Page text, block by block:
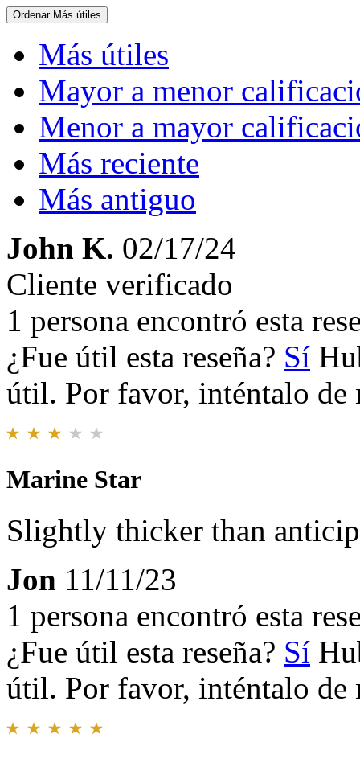
Ordenar Más útiles
Más útiles
Mayor a menor
Menor a mayor
Más reciente
Más antiguo
John K. 02/17/24
Cliente verificado
1 persona encontró esta
¿Fue útil esta reseña? Sí
útil. Por favor, inténtalo de
Marine Star
Slightly thicker than
Jon 11/11/23
1 persona encontró esta
¿Fue útil esta reseña? Sí
útil. Por favor, inténtalo de